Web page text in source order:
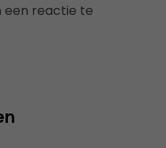
een reactie te